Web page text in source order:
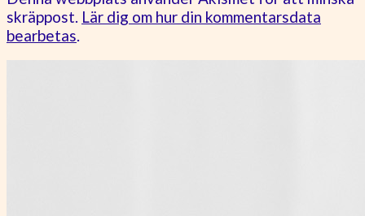
skräppost. Lär dig om hur din kommentarsdata
bearbetas.